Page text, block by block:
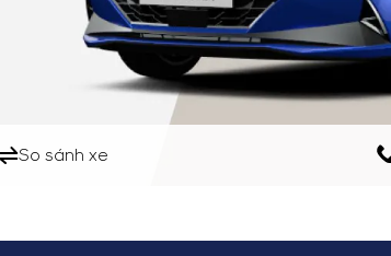
So sánh xe